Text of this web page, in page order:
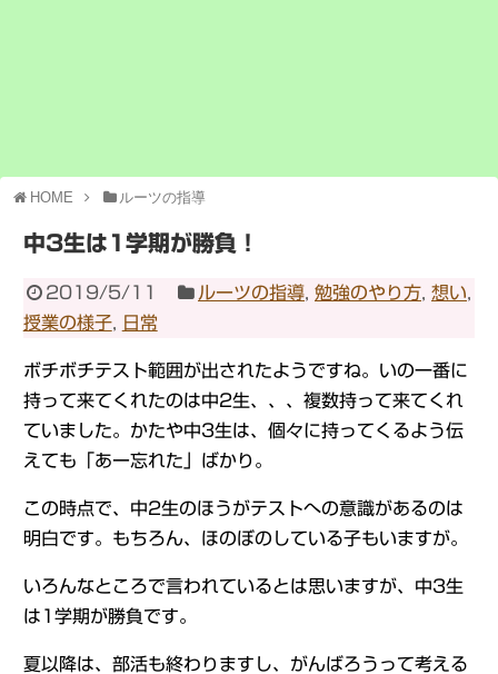
HOME ルーツの指導
中3生は1学期が勝負！
2019/5/11 ルーツの指導 ,勉強のやり方 ,想い
授業の様子, 日常
ボチボチテスト範囲が出されたようですね。いの一番に
持って来てくれたのは中2生、、、複数持って来てくれ
ていました。かたや中3生は、個々に持ってくるよう伝
えても「あー忘れた」ばかり。
この時点で、中2生のほうがテストへの意識があるのは
明白です。もちろん、ほのぼのしている子もいますが。
いろんなところで言われているとは思いますが、中3生
は1学期が勝負です。
夏以降は、部活も終わりますし、がんばろうって考える